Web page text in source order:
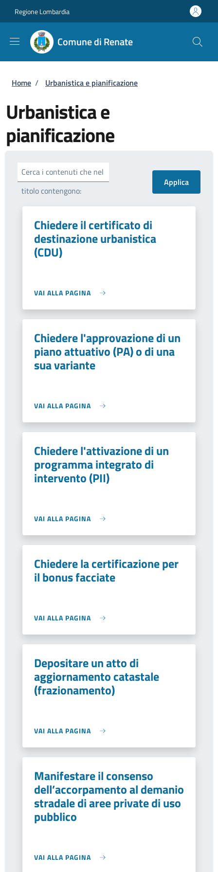
Regione Lombardia
Comune di Renate
Briciole di pane
Home / Urbanistica e pianificazione
Urbanistica e
pianificazione
Cerca i contenuti che nel
titolo contengono:
Chiedere il certificato di
destinazione urbanistica
(CDU)
VAI ALLA PAGINA
Chiedere l'approvazione di un
piano attuativo (PA) o di una
sua variante
VAI ALLA PAGINA
Chiedere l'attivazione di un
programma integrato di
intervento (PII)
VAI ALLA PAGINA
Chiedere la certificazione per
il bonus facciate
VAI ALLA PAGINA
Depositare un atto di
aggiornamento catastale
(frazionamento)
VAI ALLA PAGINA
Manifestare il consenso
dell’accorpamento al demanio
stradale di aree private di uso
pubblico
VAI ALLA PAGINA